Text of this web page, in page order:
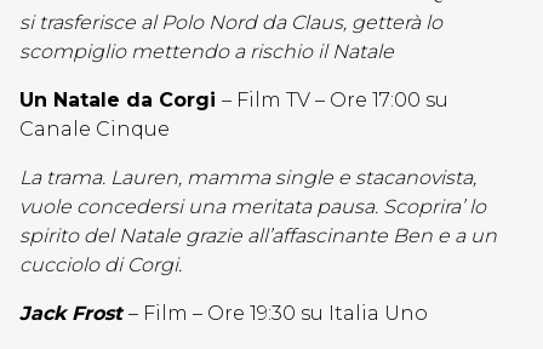
si trasferisce al Polo Nord da Claus, getterà lo
scompiglio mettendo a rischio il Natale
Un Natale da Corgi – Film TV – Ore 17:00 su
Canale Cinque
La trama. Lauren, mamma single e stacanovista,
vuole concedersi una meritata pausa. Scoprira’ lo
spirito del Natale grazie all’affascinante Ben e a un
cucciolo di Corgi.
Jack Frost– Film – Ore 19:30 su Italia Uno